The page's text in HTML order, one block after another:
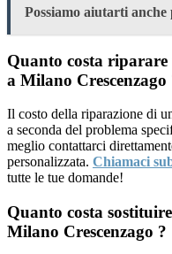
Possiamo aiutarti anche
Quanto costa
a Milano Crescenzago
Il costo della riparazione di
a seconda del problema
meglio contattarci
personalizzata. Chiamaci
tutte le tue domande!
Quanto costa
Milano Crescenzago ?